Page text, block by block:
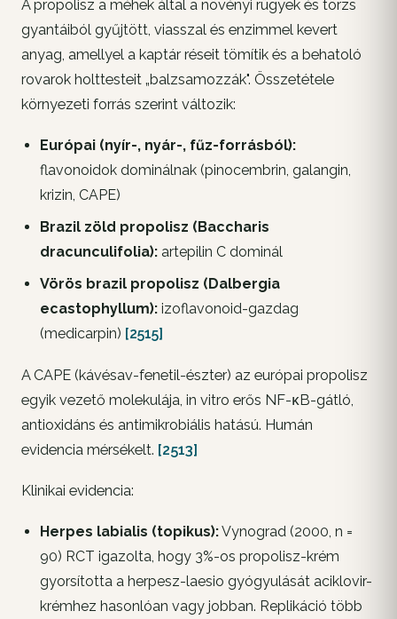
A propolisz a méhek által a növényi rügyek és törzs
gyantáiból gyűjtött, viasszal és enzimmel kevert
anyag, amellyel a kaptár réseit tömítik és a behatoló
rovarok holttesteit „balzsamozzák". Összetétele
környezeti forrás szerint változik:
Európai (nyír-, nyár-, fűz-forrásból):
flavonoidok dominálnak (pinocembrin, galangin,
krizin, CAPE)
Brazil zöld propolisz (Baccharis
dracunculifolia):artepilin C dominál
Vörös brazil propolisz (Dalbergia
ecastophyllum):izoflavonoid-gazdag
(medicarpin) [2515]
A CAPE (kávésav-fenetil-észter) az európai propolisz
egyik vezető molekulája, in vitro erős NF-κB-gátló,
antioxidáns és antimikrobiális hatású. Humán
evidencia mérsékelt. [2513]
Klinikai evidencia:
Herpes labialis (topikus):Vynograd (2000, n =
90) RCT igazolta, hogy 3%-os propolisz-krém
gyorsította a herpesz-laesio gyógyulását aciklovir-
krémhez hasonlóan vagy jobban. Replikáció több